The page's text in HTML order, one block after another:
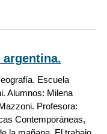
argentina.
Escuela
Alumnos: Milena
Profesora:
Contemporáneas,